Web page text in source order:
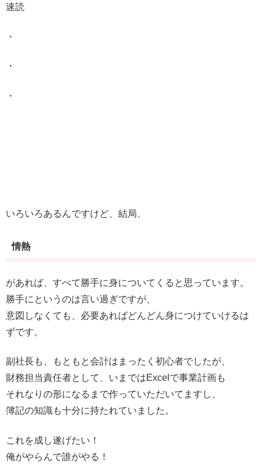
速読
・
・
・
いろいろあるんですけど、結局、
情熱
があれば、すべて勝手に身についてくると思っています。
勝手にというのは言い過ぎですが、
意図しなくても、必要あればどんどん身につけていけるは
ずです。
副社長も、もともと会計はまったく初心者でしたが、
財務担当責任者として、いまではExcelで事業計画も
それなりの形になるまで作っていただいてますし、
簿記の知識も十分に持たれていました。
これを成し遂げたい！
俺がやらんで誰がやる！